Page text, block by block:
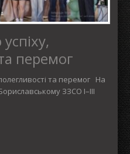
перемог
та перемог На
ЗЗСО І–ІІІ